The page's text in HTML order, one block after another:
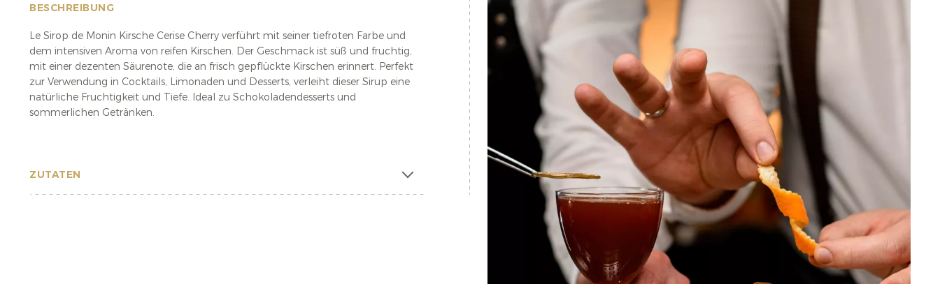
BESCHREIBUNG
Le Sirop de Monin Kirsche Cerise Cherry verführt mit seiner tiefroten Farbe und
dem intensiven Aroma von reifen Kirschen. Der Geschmack ist süß und fruchtig,
mit einer dezenten Säurenote, die an frisch gepflückte Kirschen erinnert. Perfekt
zur Verwendung in Cocktails, Limonaden und Desserts, verleiht dieser Sirup eine
natürliche Fruchtigkeit und Tiefe. Ideal zu Schokoladendesserts und
sommerlichen Getränken.
ZUTATEN